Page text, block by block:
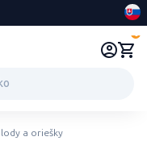
a oriešky